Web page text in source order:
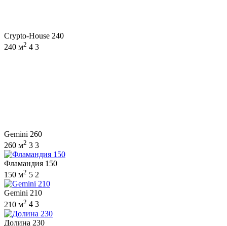
Crypto-House 240
240 м2 4 3
Gemini 260
260 м2 3 3
Фламандия 150
150 м2 5 2
Gemini 210
210 м2 4 3
Долина 230